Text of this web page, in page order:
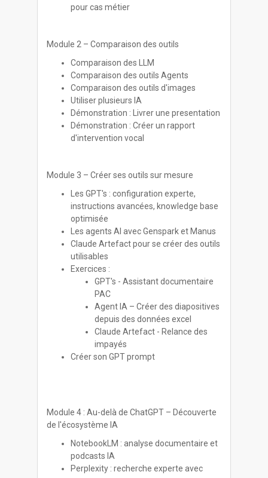
pour cas métier
Module 2 – Comparaison des outils
Comparaison des LLM
Comparaison des outils Agents
Comparaison des outils d'images
Utiliser plusieurs IA
Démonstration : Livrer une presentation
Démonstration : Créer un rapport
d'intervention vocal
Module 3 – Créer ses outils sur mesure
Les GPT's : configuration experte,
instructions avancées, knowledge base
optimisée
Les agents AI avec Genspark et Manus
Claude Artefact pour se créer des outils
utilisables
Exercices :
GPT's - Assistant documentaire
PAC
Agent IA – Créer des diapositives
depuis des données excel
Claude Artefact - Relance des
impayés
Créer son GPT prompt
Module 4 : Au-delà de ChatGPT – Découverte
de l'écosystème IA
NotebookLM : analyse documentaire et
podcasts IA
Perplexity : recherche experte avec